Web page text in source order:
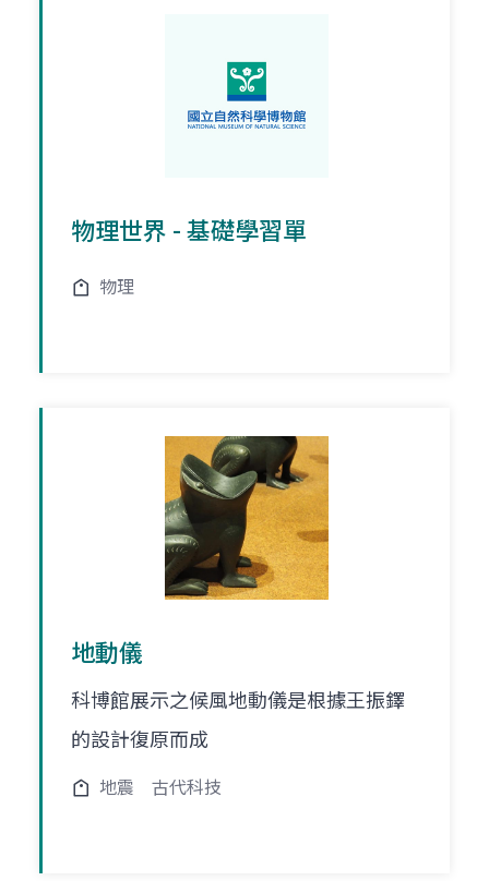
物理世界 - 基礎學習單
物理
地動儀
科博館展示之候風地動儀是根據王振鐸
的設計復原而成
地震 古代科技